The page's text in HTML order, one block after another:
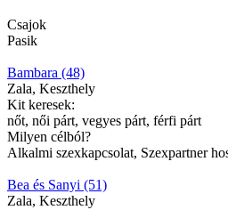
Csajok
Pasik
Bambara (48)
Zala, Keszthely
Kit keresek:
nőt, női párt, vegyes párt, férfi párt
Milyen célból?
Alkalmi szexkapcsolat, Szexpartner
Bea és Sanyi (51)
Zala, Keszthely